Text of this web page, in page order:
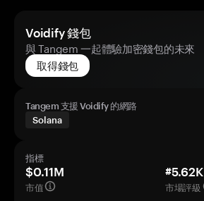
Voidify 錢包
與 Tangem 一起體驗加密錢包的未來
取得錢包
Tangem 支援 Voidify 的網路
Solana
指標
$0.11M
市值
#5.62K
市場評級